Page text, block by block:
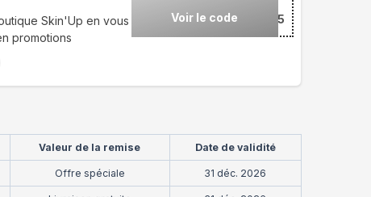
Skin'Up en vous
promotions
Voir le code ***N15
Valeur de la remise Date de validité
Offre spéciale 31 déc. 2026